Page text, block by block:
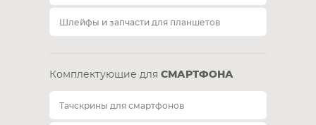
Шлейфы и запчасти для планшетов
Комплектующие для СМАРТФОНА
Тачскрины для смартфонов